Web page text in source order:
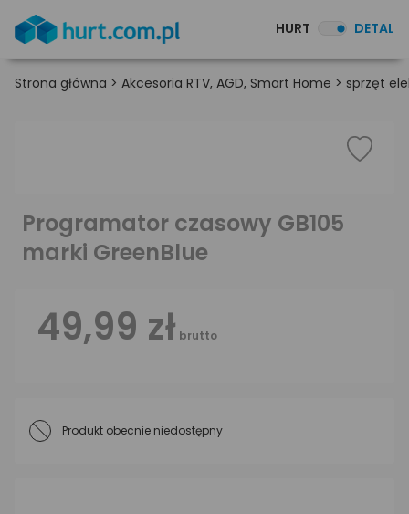
HURT DETAL
Strona główna > Akcesoria RTV, AGD, Smart Home > sprzęt
Programator czasowy GB105
marki GreenBlue
49,99 zł brutto
Produkt obecnie niedostępny